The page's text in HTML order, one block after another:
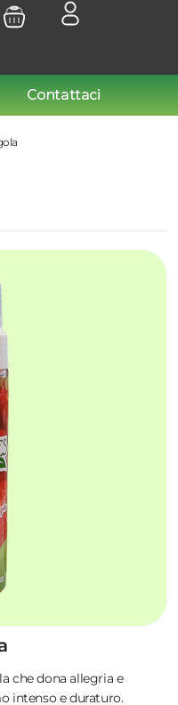
Contattaci
che dona allegria e
intenso e duraturo.